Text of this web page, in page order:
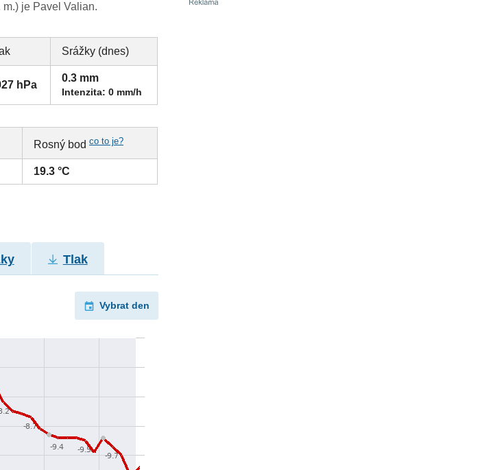
je Pavel Valian.
Srážky (dnes)
hPa
0.3 mm
Intenzita: 0 mm/h
Rosný bodco to je?
19.3 °C
Tlak
Vybrat den